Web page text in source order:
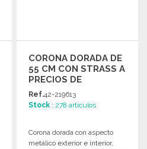
CORONA DORADA DE
55 CM CON STRASS A
PRECIOS DE
MAYORISTA
Ref.42-219613
Stock : 278 artículos
Corona dorada con aspecto
metálico exterior e interior,